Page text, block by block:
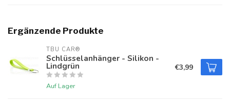
Ergänzende Produkte
TBU CAR®
Schlüsselanhänger - Silikon -
Lindgrün
Auf Lager
€3,99